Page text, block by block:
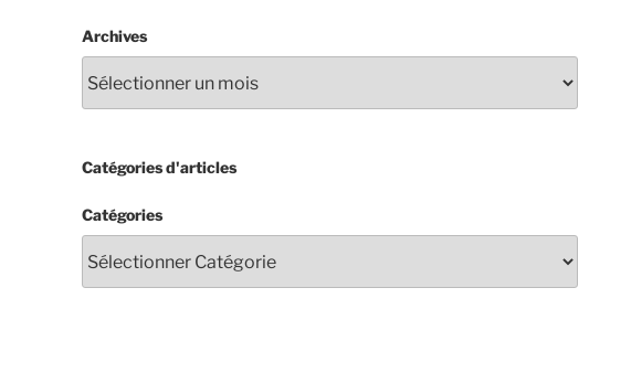
Archives
Catégories d'articles
Catégories